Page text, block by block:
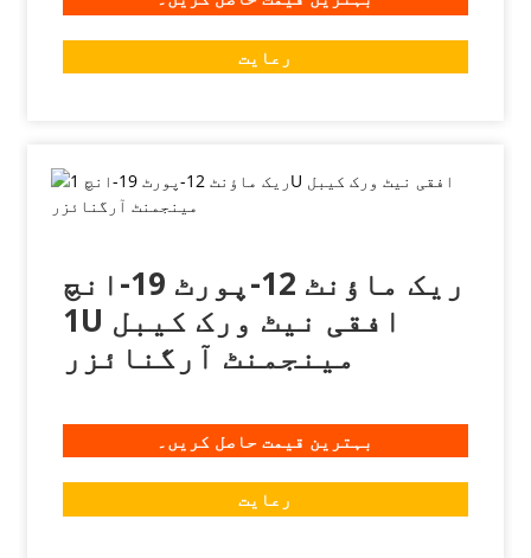
رعایت
ریک ماؤنٹ 12-پورٹ 19-انچ
1U افقی نیٹ ورک کیبل
مینجمنٹ آرگنائزر
بہترین قیمت حاصل کریں۔
رعایت